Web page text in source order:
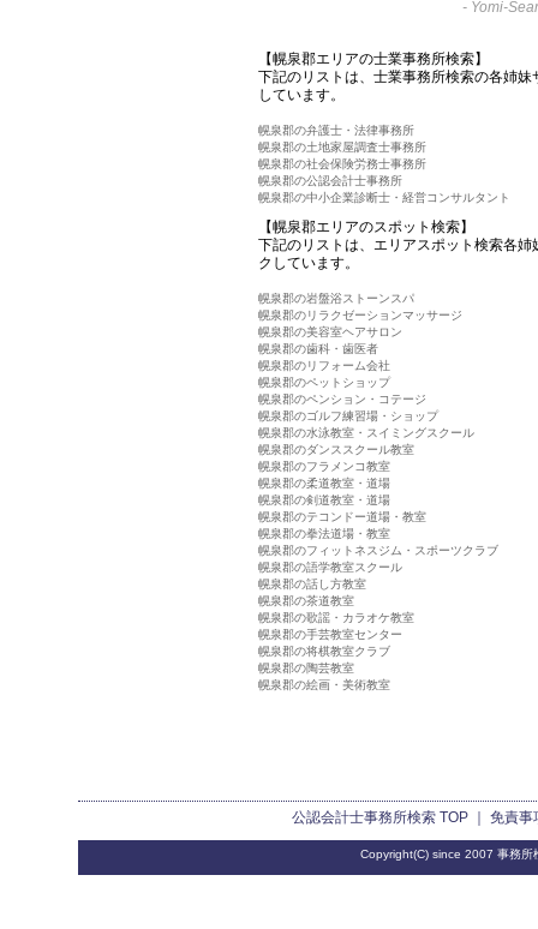
- Yomi-
【幌泉郡エリアの士業事務所検索】
下記のリストは、士業事務所検索の各姉
しています。
幌泉郡の弁護士・法律事務所
幌泉郡の土地家屋調査士事務所
幌泉郡の社会保険労務士事務所
幌泉郡の公認会計士事務所
幌泉郡の中小企業診断士・経営コンサルタント
【幌泉郡エリアのスポット検索】
下記のリストは、エリアスポット検索各
クしています。
幌泉郡の岩盤浴ストーンスパ
幌泉郡のリラクゼーションマッサージ
幌泉郡の美容室ヘアサロン
幌泉郡の歯科・歯医者
幌泉郡のリフォーム会社
幌泉郡のペットショップ
幌泉郡のペンション・コテージ
幌泉郡のゴルフ練習場・ショップ
幌泉郡の水泳教室・スイミングスクール
幌泉郡のダンススクール教室
幌泉郡のフラメンコ教室
幌泉郡の柔道教室・道場
幌泉郡の剣道教室・道場
幌泉郡のテコンドー道場・教室
幌泉郡の拳法道場・教室
幌泉郡のフィットネスジム・スポーツクラブ
幌泉郡の語学教室スクール
幌泉郡の話し方教室
幌泉郡の茶道教室
幌泉郡の歌謡・カラオケ教室
幌泉郡の手芸教室センター
幌泉郡の将棋教室クラブ
幌泉郡の陶芸教室
幌泉郡の絵画・美術教室
公認会計士事務所検索TOP ｜ 免責事
Copyright(C) since 2007 事務所